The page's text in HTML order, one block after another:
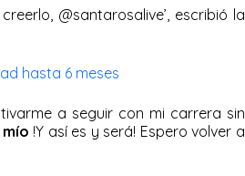
@santarosalive’, escribió la
hasta 6 meses
a seguir con mi carrera sin
!Y así es y será! Espero volver a